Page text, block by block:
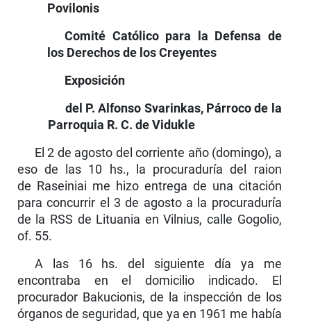
Povilonis
Comité Católico para la Defensa de
los Derechos de los Creyentes
Exposición
del P. Alfonso Svarinkas, Párroco de la
Parroquia R. C. de Vidukle
El 2 de agosto del corriente año (domingo), a
eso de las 10 hs., la procuraduría del raion
de Raseiniai me hizo entrega de una citación
para concurrir el 3 de agosto a la procuraduría
de la RSS de Lituania en Vilnius, calle Gogolio,
of. 55.
A las 16 hs. del siguiente día ya me
encontraba en el domicilio indicado. El
procurador Bakucionis, de la inspección de los
órganos de seguridad, que ya en 1961 me había